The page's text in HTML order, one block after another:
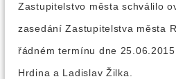
Zastupitelstvo města schválilo
zasedání Zastupitelstva města
řádném termínu dne
Hrdina a Ladislav Žilka.